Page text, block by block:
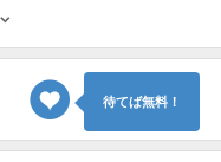
、通称TS学園では、
少女となり戸惑いを感
入れられない風紀委
を愉しむ生徒など、
がいっぱい！
待てば無料！